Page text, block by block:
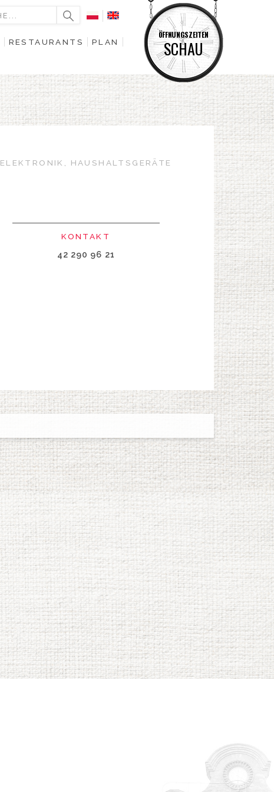
ÖFFNUNGSZEITEN
SCHAU
RESTAURANTS
PLAN
ELEKTRONIK, HAUSHALTSGERÄTE
KONTAKT
42 290 96 21